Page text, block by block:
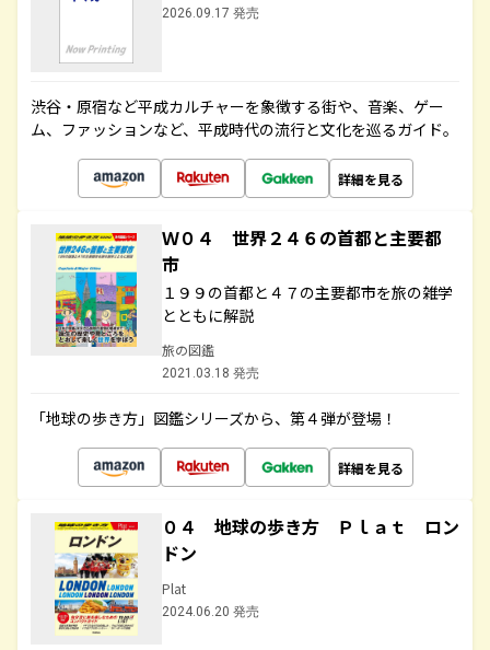
2026.09.17 発売
渋谷・原宿など平成カルチャーを象徴する街や、音楽、ゲー
ム、ファッションなど、平成時代の流行と文化を巡るガイド。
詳細を見る
Ｗ０４ 世界２４６の首都と主要都
市
１９９の首都と４７の主要都市を旅の雑学
とともに解説
旅の図鑑
2021.03.18 発売
「地球の歩き方」図鑑シリーズから、第４弾が登場！
詳細を見る
０４ 地球の歩き方 Ｐｌａｔ ロン
ドン
Plat
2024.06.20 発売